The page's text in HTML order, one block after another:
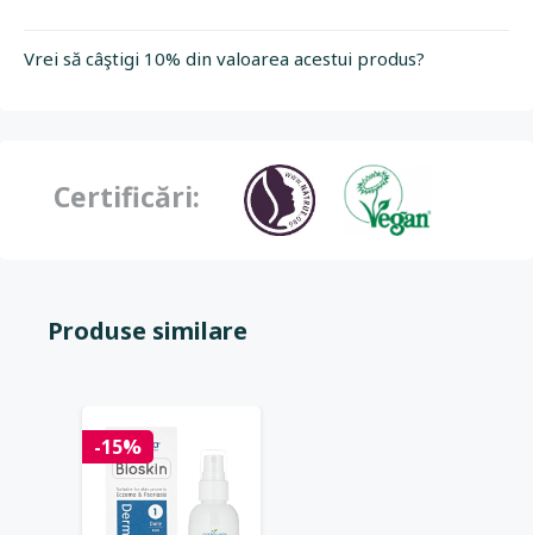
Vrei să câştigi 10% din valoarea acestui produs?
Certificări:
Produse similare
-15%